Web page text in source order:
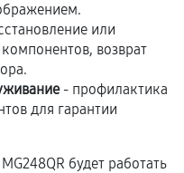
куплены
может
если
по
или
возврат
- профилактика
для гарантии
будет работать